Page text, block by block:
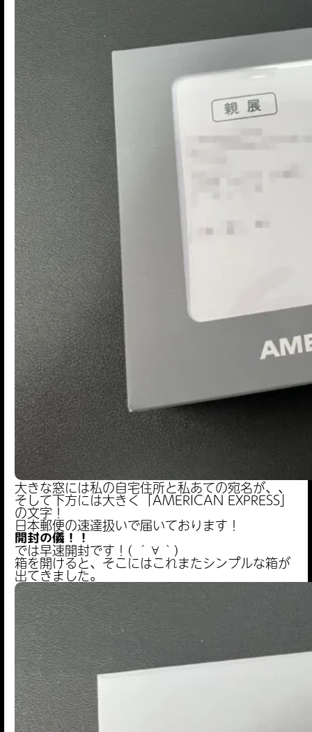
大きな窓には私の自宅住所と私あての宛名が、、
そして下方には大きく「AMERICAN EXPRESS」
の文字！
日本郵便の速達扱いで届いております！
開封の儀！！
では早速開封です！( ´∀｀)
箱を開けると、そこにはこれまたシンプルな箱が
出てきました。